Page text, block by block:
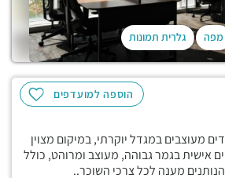
מפה גלרית תמונות
הוספה למועדפים
מעוצבים במגדל יוקרתי, במיקום מצוין
אישית בגמר גבוהה, מעוצב ומרוהט, כולל
מענה לכל צרכי השוכר..